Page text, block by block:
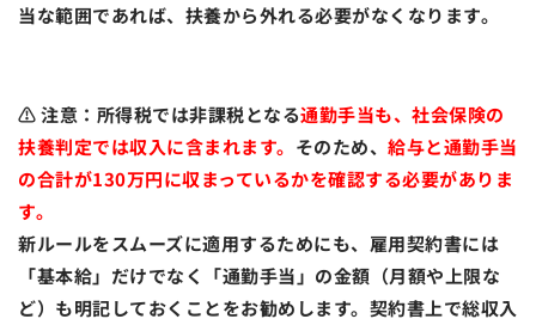
当な範囲であれば、扶養から外れる必要がなくなります。
⚠ 注意：所得税では非課税となる通勤手当も、社会保険の
扶養判定では収入に含まれます。 そのため、 給与と通勤手当
の合計が130万円に収まっているかを確認する必要がありま
す。
新ルールをスムーズに適用するためにも、雇用契約書には
「基本給」だけでなく「通勤手当」の金額（月額や上限な
ど）も明記しておくことをお勧めします。契約書上で総収入